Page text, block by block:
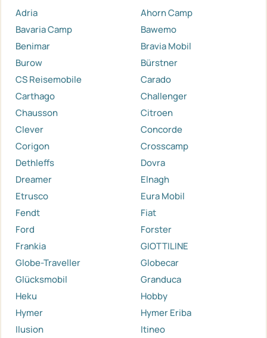
Adria
Ahorn Camp
Bavaria Camp
Bawemo
Benimar
Bravia Mobil
Burow
Bürstner
CS Reisemobile
Carado
Carthago
Challenger
Chausson
Citroen
Clever
Concorde
Corigon
Crosscamp
Dethleffs
Dovra
Dreamer
Elnagh
Etrusco
Eura Mobil
Fendt
Fiat
Ford
Forster
Frankia
GIOTTILINE
Globe-Traveller
Globecar
Glücksmobil
Granduca
Heku
Hobby
Hymer
Hymer Eriba
Ilusion
Itineo